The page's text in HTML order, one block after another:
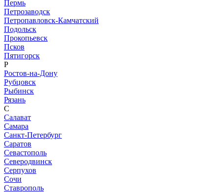
Пермь
Петрозаводск
Петропавловск-Камчатский
Подольск
Прокопьевск
Псков
Пятигорск
Р
Ростов-на-Дону
Рубцовск
Рыбинск
Рязань
С
Салават
Самара
Санкт-Петербург
Саратов
Севастополь
Северодвинск
Серпухов
Сочи
Ставрополь